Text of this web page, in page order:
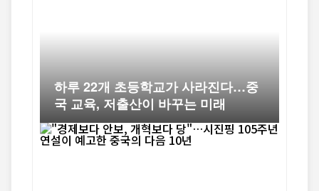
하루 22개 초등학교가 사라진다…중
국 교육, 저출산이 바꾸는 미래